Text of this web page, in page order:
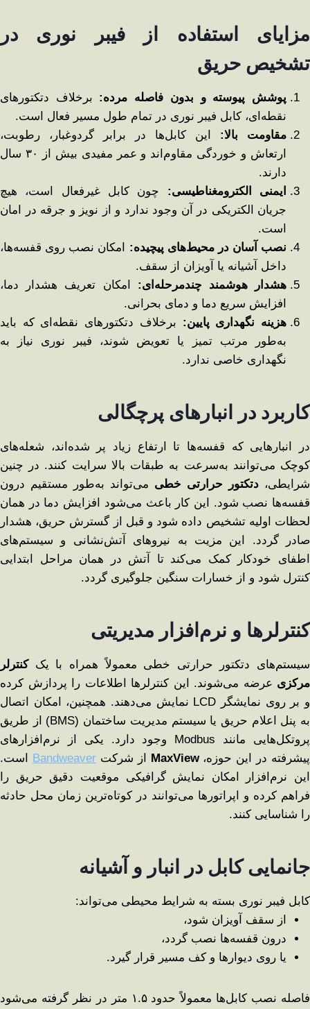
مزایای استفاده از فیبر نوری در
تشخیص حریق
پوشش پیوسته و بدون فاصله مرده: برخلاف دتکتورهای
نقطه‌ای، کابل فیبر نوری در تمام طول مسیر فعال است.
مقاومت بالا: این کابل‌ها در برابر گردوغبار، رطوبت،
ارتعاش و خوردگی مقاوم‌اند و عمر مفیدی بیش از ۳۰ سال
دارند.
ایمنی الکترومغناطیسی: چون کابل غیرفعال است، هیچ
جریان الکتریکی در آن وجود ندارد و از نویز و جرقه در امان
است.
نصب آسان در محیط‌های پیچیده: امکان نصب روی قفسه‌ها،
داخل آشیانه یا آویزان از سقف.
هشدار هوشمند چندمرحله‌ای: امکان تعریف هشدار دما،
افزایش سریع دما و دمای بحرانی.
هزینه نگهداری پایین: برخلاف دتکتورهای نقطه‌ای که باید
به‌طور مرتب تمیز یا تعویض شوند، فیبر نوری نیاز به
نگهداری خاصی ندارد.
کاربرد در انبارهای پرچگالی
در انبارهایی که قفسه‌ها تا ارتفاع زیاد پر شده‌اند، شعله‌های
کوچک می‌توانند به‌سرعت به طبقات بالا سرایت کنند. در چنین
شرایطی، دتکتور حرارتی خطی می‌تواند به‌طور مستقیم درون
قفسه‌ها نصب شود. این کار باعث می‌شود افزایش دما در همان
لحظات اولیه تشخیص داده شود و قبل از گسترش حریق، هشدار
صادر گردد. این مزیت به نیروهای آتش‌نشانی و سیستم‌های
اطفای خودکار کمک می‌کند تا آتش در همان مراحل ابتدایی
کنترل شود و از خسارات سنگین جلوگیری گردد.
کنترلرها و نرم‌افزار مدیریتی
سیستم‌های دتکتور حرارتی خطی معمولاً همراه با یککنترلر
مرکزی عرضه می‌شوند. این کنترلرها اطلاعات را پردازش کرده
و بر روی نمایشگر LCD نمایش می‌دهند. همچنین، امکان اتصال
به پنل اعلام حریق یا سیستم مدیریت ساختمان (BMS) از طریق
پروتکل‌هایی مانند Modbus وجود دارد. یکی از نرم‌افزارهای
پیشرفته در این حوزه،MaxView از شرکتBandweaver است.
این نرم‌افزار امکان نمایش گرافیکی موقعیت دقیق حریق را
فراهم کرده و اپراتورها می‌توانند در کوتاه‌ترین زمان محل حادثه
را شناسایی کنند.
جانمایی کابل در انبار و آشیانه
کابل فیبر نوری بسته به شرایط محیطی می‌تواند:
از سقف آویزان شود،
درون قفسه‌ها نصب گردد،
یا روی دیوارها و کف مسیر قرار گیرد.
فاصله نصب کابل‌ها معمولاً حدود ۱.۵ متر در نظر گرفته می‌شود